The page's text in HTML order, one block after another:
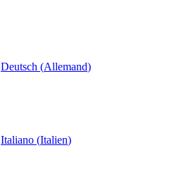
Deutsch (Allemand)
Italiano (Italien)